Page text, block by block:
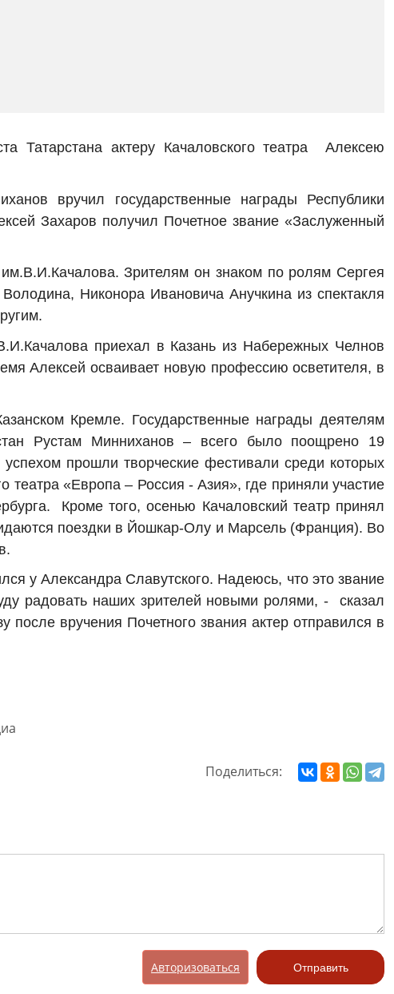
Татарстана актеру Качаловского театра Алексею
вручил государственные награды Республики
Захаров получил Почетное звание «Заслуженный
Зрителям он знаком по ролям Сергея
Никонора Ивановича Анучкина из спектакля
приехал в Казань из Набережных Челнов
Алексей осваивает новую профессию осветителя, в
Кремле. Государственные награды деятелям
Рустам Минниханов – всего было поощрено 19
прошли творческие фестивали среди которых
«Европа – Россия - Азия», где приняли участие
Кроме того, осенью Качаловский театр принял
поездки в Йошкар-Олу и Марсель (Франция). Во
у Александра Славутского. Надеюсь, что это звание
радовать наших зрителей новыми ролями, - сказал
вручения Почетного звания актер отправился в
Поделиться:
Авторизоваться Отправить